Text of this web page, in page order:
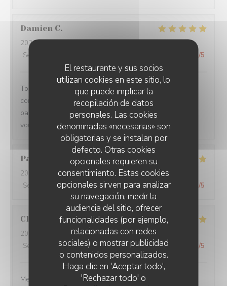
El restaurante y sus socios
utilizan cookies en este sitio, lo
que puede implicar la
recopilación de datos
personales. Las cookies
denominadas «necesarias» son
obligatorias y se instalan por
defecto. Otras cookies
opcionales requieren su
consentimiento. Estas cookies
opcionales sirven para analizar
su navegación, medir la
audiencia del sitio, ofrecer
funcionalidades (por ejemplo,
relacionadas con redes
sociales) o mostrar publicidad
o contenidos personalizados.
Haga clic en 'Aceptar todo',
'Rechazar todo' o
Damien C
2026-08-01
Servicio
/5
Toujours un plaisir de venir dans ce restaurant qui
commence toujours par un accueil chaleureux. Tout est
parfait si service à la cuisine. Ne changez rien Merci à
vous
Pascal
2026-07-31 - 20:45 - Invitados 2
Servicio
/5 Ambiente: 5/5 Menú: 5/5 Calidad / Precio /5
Claire
2026-07-30
- 20:30 - Invitados 4
Servicio
/5 Ambiente :5/5 Menú: 5/5 Calidad / Precio /5
Merci pour tout ! La soirée était super avec une très